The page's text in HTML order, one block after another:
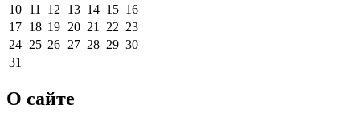
10 11 12 13 14 15 16
17 18 19 20 21 22 23
24 25 26 27 28 29 30
31
О сайте